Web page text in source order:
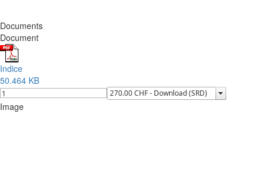
Documents
Document
Indice
50.464 KB
Image